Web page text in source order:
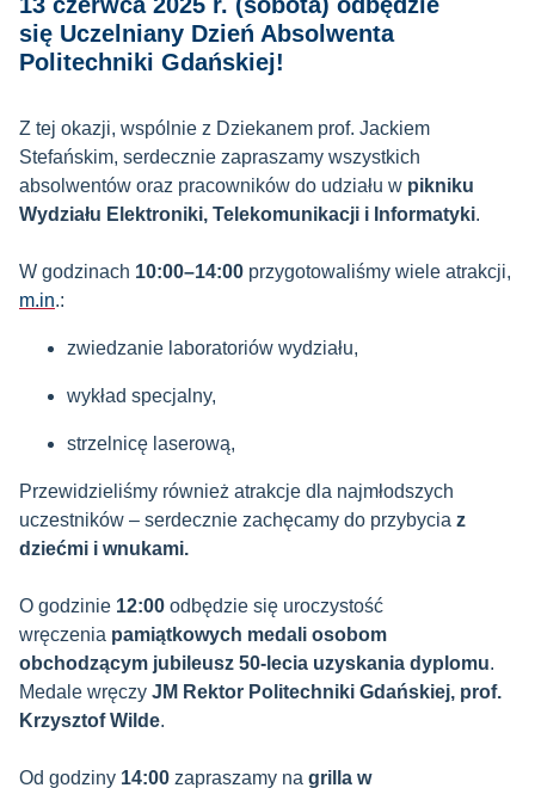
się Uczelniany Dzień Absolwenta
Politechniki Gdańskiej!
Z tej okazji, wspólnie z Dziekanem prof. Jackiem
Stefańskim, serdecznie zapraszamy wszystkich
absolwentów oraz pracowników do udziału w pikniku
Wydziału Elektroniki, Telekomunikacji i Informatyki.
W godzinach 10:00–14:00 przygotowaliśmy wiele atrakcji,
m.in.:
zwiedzanie laboratoriów wydziału,
wykład specjalny,
strzelnicę laserową,
Przewidzieliśmy również atrakcje dla najmłodszych
uczestników – serdecznie zachęcamy do przybycia z
dziećmi i wnukami.
O godzinie 12:00 odbędzie się uroczystość
wręczenia pamiątkowych medali osobom
obchodzącym jubileusz 50-lecia uzyskania dyplomu.
Medale wręczy JM Rektor Politechniki Gdańskiej, prof.
Krzysztof Wilde.
Od godziny 14:00 zapraszamy na grilla w